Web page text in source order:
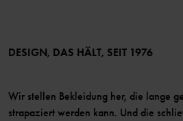
Mitglied werden
DESIGN, DAS HÄLT, SEIT 1976
Wir stellen Bekleidung her, die lange
strapaziert werden kann. Und die